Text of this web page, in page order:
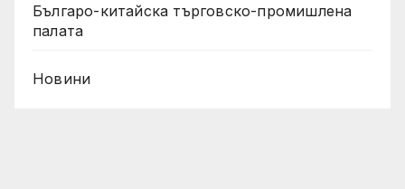
Българо-китайска търговско-промишлена
палата
Новини